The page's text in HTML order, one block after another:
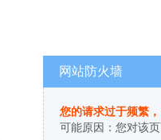
网站防火墙
您的请求过于频繁
可能原因：您对该